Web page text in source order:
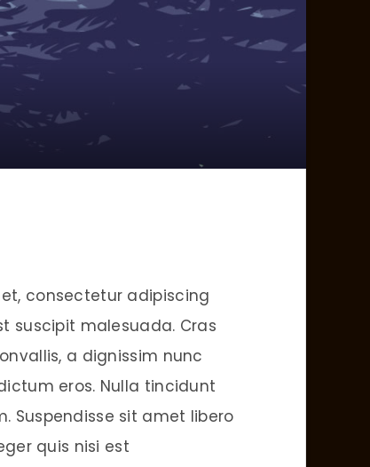
consectetur adipiscing
suscipit malesuada. Cras
a dignissim nunc
eros. Nulla tincidunt
Suspendisse sit amet libero
quis nisi est